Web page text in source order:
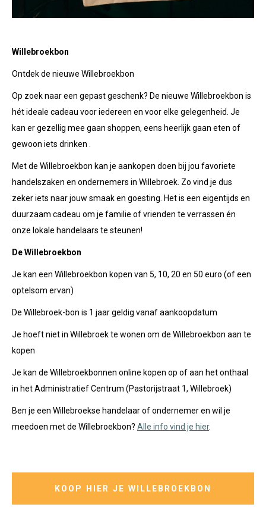
Willebroekbon
Ontdek de nieuwe Willebroekbon
Op zoek naar een gepast geschenk? De nieuwe Willebroekbon is
hét ideale cadeau voor iedereen en voor elke gelegenheid. Je
kan er gezellig mee gaan shoppen, eens heerlijk gaan eten of
gewoon iets drinken .
Met de Willebroekbon kan je aankopen doen bij jou favoriete
handelszaken en ondernemers in Willebroek. Zo vind je dus
zeker iets naar jouw smaak en goesting. Het is een eigentijds en
duurzaam cadeau om je familie of vrienden te verrassen én
onze lokale handelaars te steunen!
De Willebroekbon
Je kan een Willebroekbon kopen van 5, 10, 20 en 50 euro (of een
optelsom ervan)
De Willebroek-bon is 1 jaar geldig vanaf aankoopdatum
Je hoeft niet in Willebroek te wonen om de Willebroekbon aan te
kopen
Je kan de Willebroekbonnen online kopen op of aan het onthaal
in het Administratief Centrum (Pastorijstraat 1, Willebroek)
Ben je een Willebroekse handelaar of ondernemer en wil je
meedoen met de Willebroekbon? Alle info vind je hier.
KOOP HIER JE WILLEBROEKBON